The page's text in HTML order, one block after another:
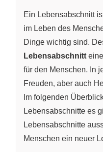
Ein Lebensabschnitt
im Leben des
Dinge wichtig sind.
Lebensabschnitt eine
für den Menschen. In
Freuden, aber auch
Im folgenden
Lebensabschnitte es
Lebensabschnitte
Menschen ein neuer